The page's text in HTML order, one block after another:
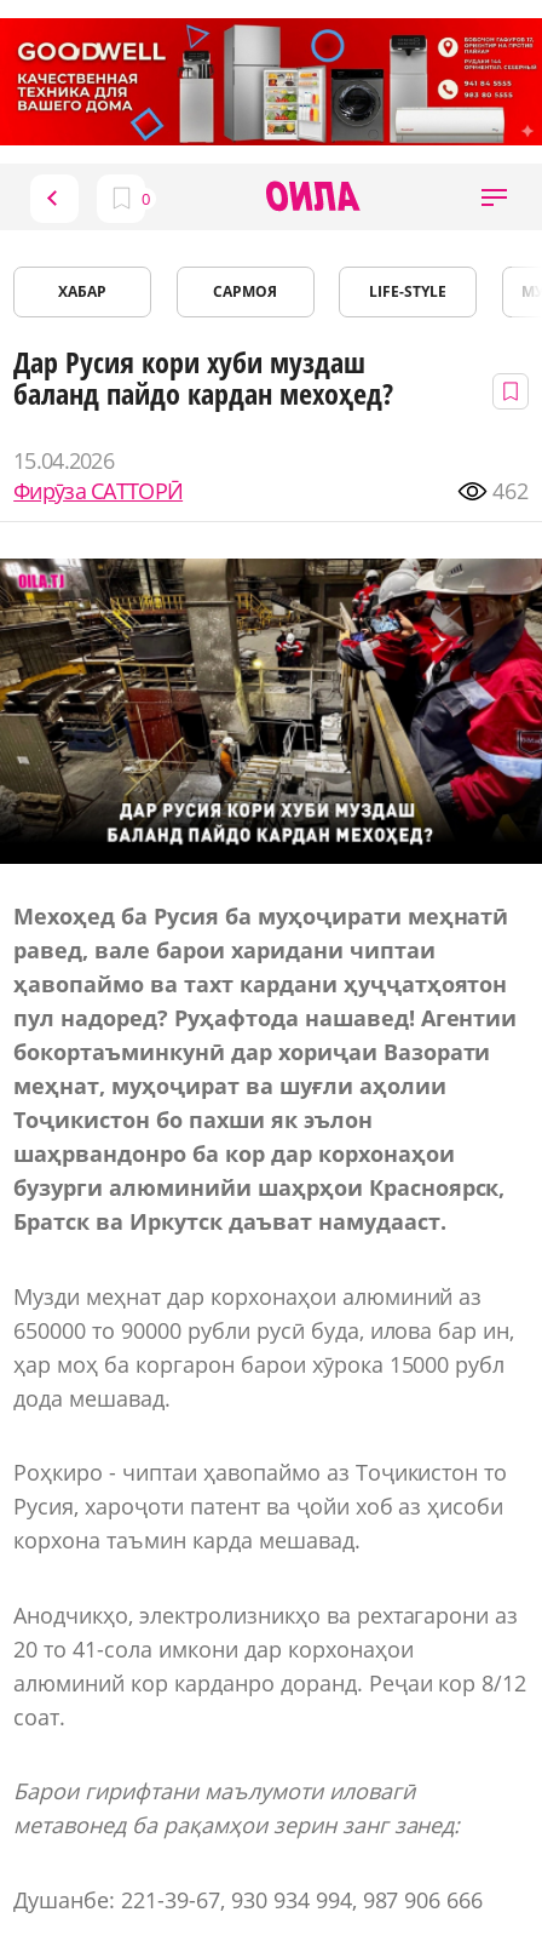
ХАБАР САРМОЯ LIFE-STYLE
Дар Русия кори хуби муздаш
баланд пайдо кардан мехоҳед?
15.04.2026
Фирӯза САТТОРӢ
462
Мехоҳед ба Русия ба муҳоҷирати меҳнатӣ
равед, вале барои харидани чиптаи
ҳавопаймо ва тахт кардани ҳуҷҷатҳоятон
пул надоред? Руҳафтода нашавед! Агентии
бокортаъминкунӣ дар хориҷаи Вазорати
меҳнат, муҳоҷират ва шуғли аҳолии
Тоҷикистон бо пахши як эълон
шаҳрвандонро ба кор дар корхонаҳои
бузурги алюминийи шаҳрҳои Красноярск,
Братск ва Иркутск даъват намудааст.
Музди меҳнат дар корхонаҳои алюминий аз
650000 то 90000 рубли русӣ буда, илова бар ин,
ҳар моҳ ба коргарон барои хӯрока 15000 рубл
дода мешавад.
Роҳкиро - чиптаи ҳавопаймо аз Тоҷикистон то
Русия, хароҷоти патент ва ҷойи хоб аз ҳисоби
корхона таъмин карда мешавад.
Анодчикҳо, электролизникҳо ва рехтагарони аз
20 то 41-сола имкони дар корхонаҳои
алюминий кор карданро доранд. Реҷаи кор 8/12
соат.
Барои гирифтани маълумоти иловагӣ
метавонед ба рақамҳои зерин занг занед:
Душанбе: 221-39-67, 930 934 994, 987 906 666